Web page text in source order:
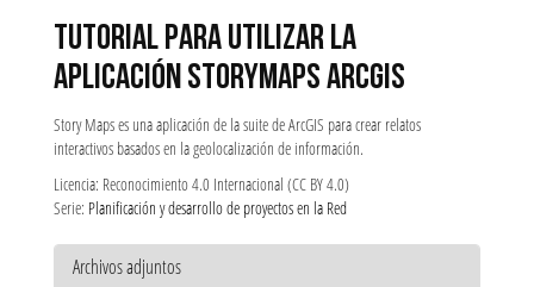
TUTORIAL PARA UTILIZAR LA
APLICACIÓN STORYMAPS ARCGIS
Story Maps es una aplicación de la suite de ArcGIS para crear relatos
interactivos basados en la geolocalización de información.
Licencia: Reconocimiento 4.0 Internacional (CC BY 4.0)
Serie: Planificación y desarrollo de proyectos en la Red
Archivos adjuntos